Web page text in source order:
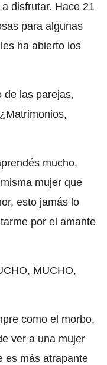
disfrutar. Hace 21
para algunas
ha abierto los
las parejas,
mucho,
mujer que
esto jamás lo
por el amante
MUCHO,
como el morbo,
ver a una mujer
es más atrapante